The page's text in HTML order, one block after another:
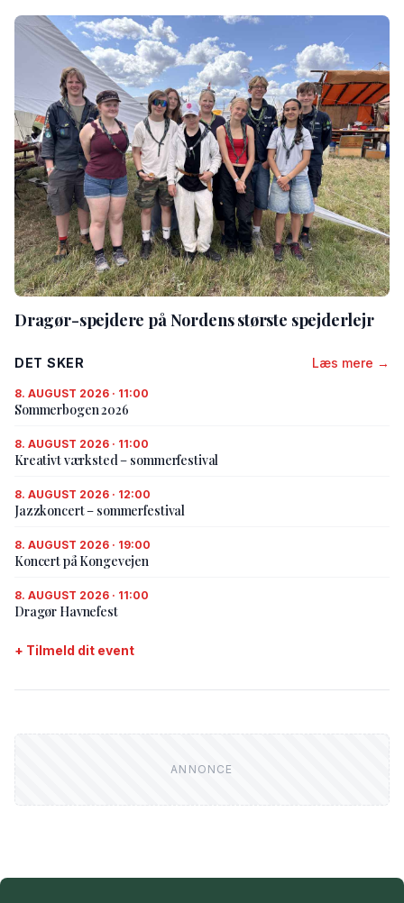
Dragør-spejdere på Nordens største spejderlejr
DET SKER Læs mere →
8. AUGUST 2026 · 11:00
Sommerbogen 2026
8. AUGUST 2026 · 11:00
Kreativt værksted – sommerfestival
8. AUGUST 2026 · 12:00
Jazzkoncert – sommerfestival
8. AUGUST 2026 · 19:00
Koncert på Kongevejen
8. AUGUST 2026 · 11:00
Dragør Havnefest
+ Tilmeld dit event